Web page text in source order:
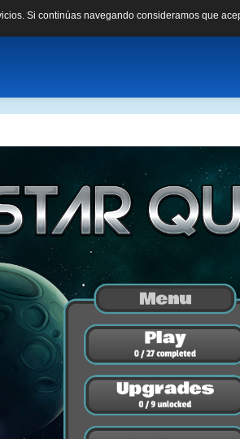
Si continúas navegando consideramos que